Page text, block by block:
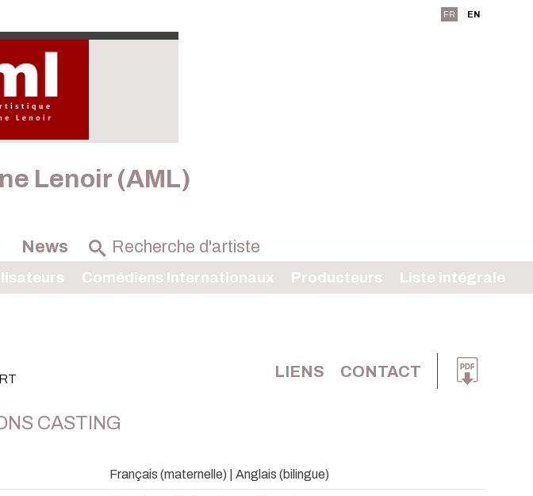
FR EN
Lenoir (AML)
Comédiens Internationaux Producteurs Liste intégrale
News
LIENS CONTACT
CASTING
Français (maternelle) | Anglais (bilingue)